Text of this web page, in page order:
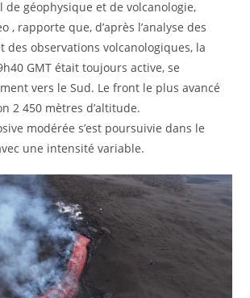
de géophysique et de volcanologie,
, rapporte que, d’après l’analyse des
des observations volcanologiques, la
GMT était toujours active, se
vers le Sud. Le front le plus avancé
2 450 mètres d’altitude.
modérée s’est poursuivie dans le
une intensité variable.